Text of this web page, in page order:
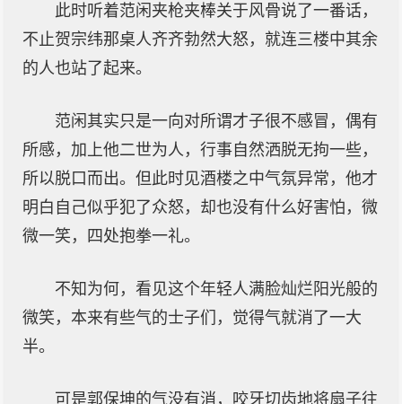
此时听着范闲夹枪夹棒关于风骨说了一番话，
不止贺宗纬那桌人齐齐勃然大怒，就连三楼中其余
的人也站了起来。
范闲其实只是一向对所谓才子很不感冒，偶有
所感，加上他二世为人，行事自然洒脱无拘一些，
所以脱口而出。但此时见酒楼之中气氛异常，他才
明白自己似乎犯了众怒，却也没有什么好害怕，微
微一笑，四处抱拳一礼。
不知为何，看见这个年轻人满脸灿烂阳光般的
微笑，本来有些气的士子们，觉得气就消了一大
半。
可是郭保坤的气没有消，咬牙切齿地将扇子往